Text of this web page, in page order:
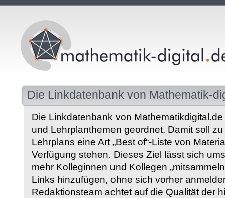
Die Linkdatenbank von Mathematik-
Die Linkdatenbank von
und Lehrplanthemen geordnet. Damit soll
Lehrplans eine Art „Best of“-Liste von
Verfügung stehen. Dieses Ziel lässt sich
mehr Kolleginnen und Kollegen
Links hinzufügen, ohne sich vorher
Redaktionsteam achtet auf die Qualität der